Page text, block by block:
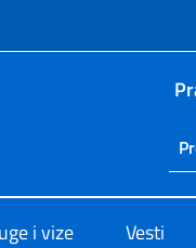
Potraži na sajtu
i vize Vesti